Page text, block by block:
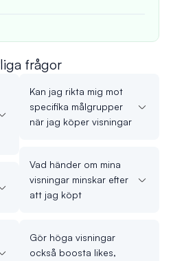
frågor
Kan jag rikta mig mot
specifika målgrupper
när jag köper visningar
Vad händer om mina
visningar minskar efter
att jag köpt
Gör höga visningar
också boosta likes,